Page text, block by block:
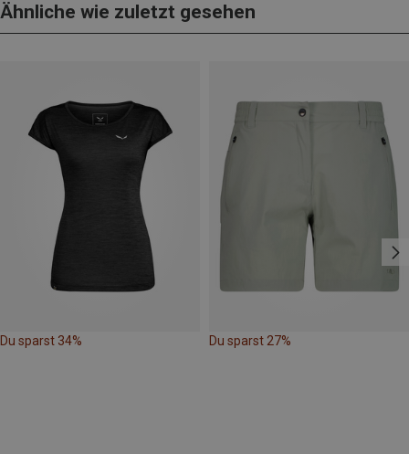
Ähnliche wie zuletzt gesehen
Du sparst 34% Du sparst 27%